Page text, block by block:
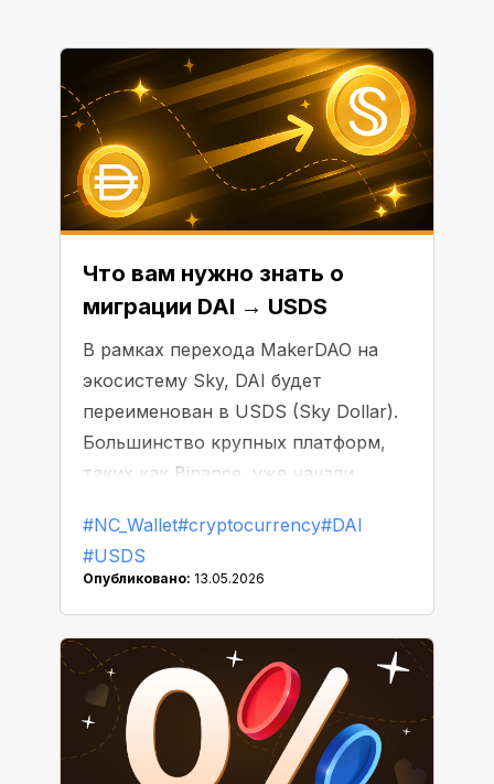
Что вам нужно знать о
миграции DAI → USDS
В рамках перехода MakerDAO на
экосистему Sky, DAI будет
переименован в USDS (Sky Dollar).
Большинство крупных платформ,
таких как Binance, уже начали
листинга.
#NC_Wallet#cryptocurrency#DAI
#USDS
Опубликовано: 13.05.2026